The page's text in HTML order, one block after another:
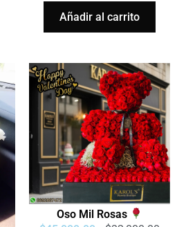
Añadir al carrito
Oso Mil Rosas